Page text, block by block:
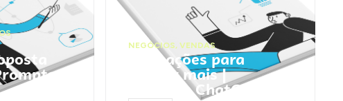
NEGÓCIOS, VENDAS
Faça ações para
vender mais |
Prompts ChatGPT